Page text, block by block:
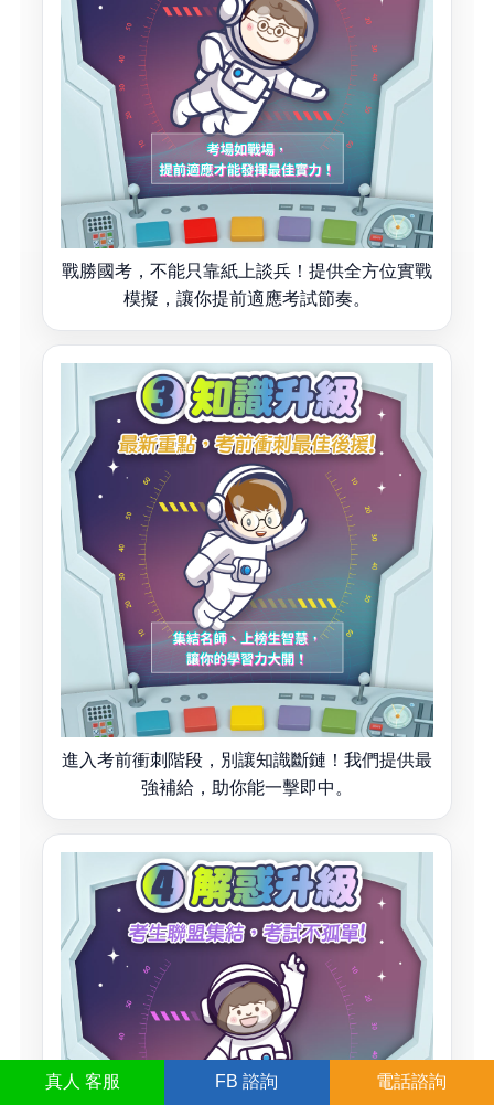
真人 客服 FB 諮詢 電話諮詢
戰勝國考，不能只靠紙上談兵！提供全方位實戰
模擬，讓你提前適應考試節奏。
進入考前衝刺階段，別讓知識斷鏈！我們提供最
強補給，助你能一擊即中。